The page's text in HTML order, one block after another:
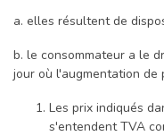
a. elles résultent de
b. le consommateur a le
jour où l'augmentation de
Les prix indiqués
s'entendent TVA